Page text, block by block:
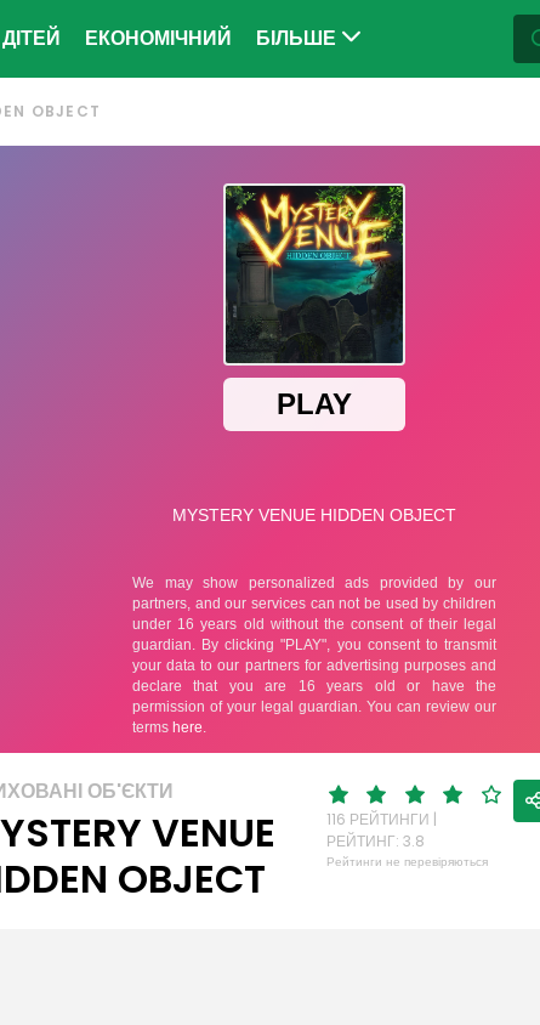
ЕКОНОМІЧНИЙ БІЛЬШЕ
OBJECT
ОБ'ЄКТИ
VENUE
OBJECT
116 РЕЙТИНГИ |
РЕЙТИНГ: 3.8
Рейтинги не перевіряються